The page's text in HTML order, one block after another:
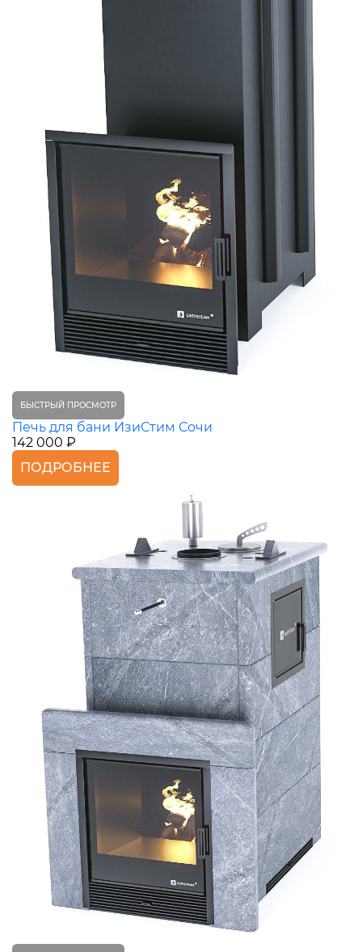
БЫСТРЫЙ ПРОСМОТР
Печь для бани ИзиСтим Сочи
142 000 ₽
ПОДРОБНЕЕ